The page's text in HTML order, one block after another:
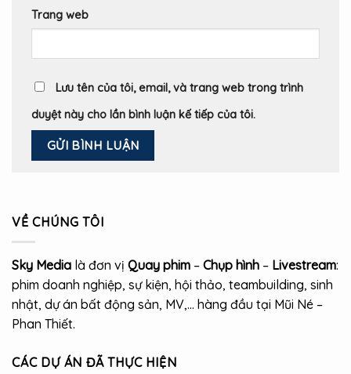
Trang web
Lưu tên của tôi, email, và trang web trong trình
duyệt này cho lần bình luận kế tiếp của tôi.
VỀ CHÚNG TÔI
Sky Media là đơn vị Quay phim – Chụp hình – Livestream:
phim doanh nghiệp, sự kiện, hội thảo, teambuilding, sinh
nhật, dự án bất động sản, MV,… hàng đầu tại Mũi Né –
Phan Thiết.
CÁC DỰ ÁN ĐÃ THỰC HIỆN